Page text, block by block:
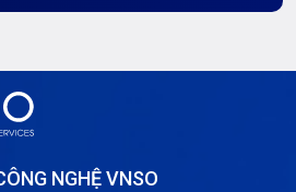
riêng)
NGHỆ VNSO